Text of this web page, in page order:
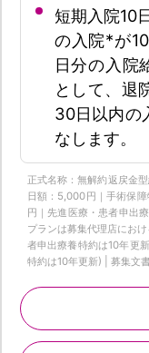
短期入院10
の入院*が
日分の入院
として、退
30日以内の
なします。
正式名称：無解約返戻金
日額：5,000円｜手術保
円｜先進医療・患者申出
プランは募集代理店にお
者申出療養特約は10年更
特約は10年更新) | 募集文